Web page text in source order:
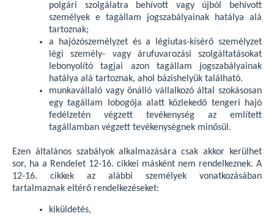
polgári szolgálatra behívott vagy újból behívott
személyek e tagállam jogszabályainak hatálya alá
tartoznak;
a hajózószemélyzet és a légiutas-kísérő személyzet
légi személy- vagy árufuvarozási szolgáltatásokat
lebonyolító tagjai azon tagállam jogszabályainak
hatálya alá tartoznak, ahol bázishelyük található.
munkavállaló vagy önálló vállalkozó által szokásosan
egy tagállam lobogója alatt közlekedő tengeri hajó
fedélzetén végzett tevékenység az említett
tagállamban végzett tevékenységnek minősül.
Ezen általános szabályok alkalmazására csak akkor kerülhet
sor, ha a Rendelet 12-16. cikkei másként nem rendelkeznek. A
12-16. cikkek az alábbi személyek vonatkozásában
tartalmaznak eltérő rendelkezéseket:
kiküldetés,